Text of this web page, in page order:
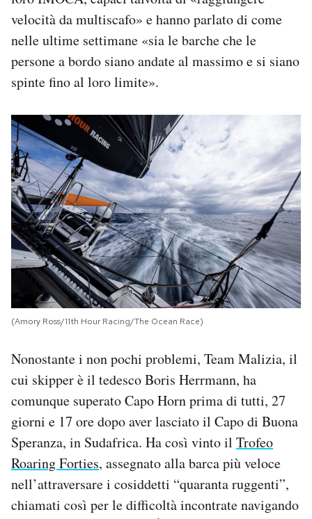
velocità da multiscafo» e hanno parlato di come
nelle ultime settimane «sia le barche che le
persone a bordo siano andate al massimo e si siano
spinte fino al loro limite».
(Amory Ross/11th Hour Racing/The Ocean Race)
Nonostante i non pochi problemi, Team Malizia, il
cui skipper è il tedesco Boris Herrmann, ha
comunque superato Capo Horn prima di tutti, 27
giorni e 17 ore dopo aver lasciato il Capo di Buona
Speranza, in Sudafrica. Ha così vinto il Trofeo
Roaring Forties, assegnato alla barca più veloce
nell’attraversare i cosiddetti “quaranta ruggenti”,
chiamati così per le difficoltà incontrate navigando